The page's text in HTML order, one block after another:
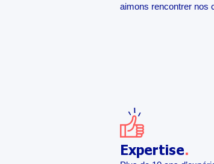
aimons rencontrer nos
Expertise.